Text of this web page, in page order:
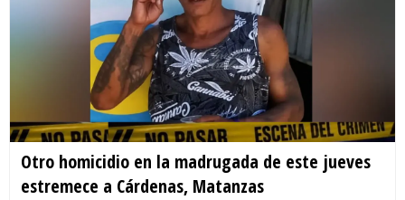
Otro homicidio en la madrugada de este jueves
estremece a Cárdenas, Matanzas